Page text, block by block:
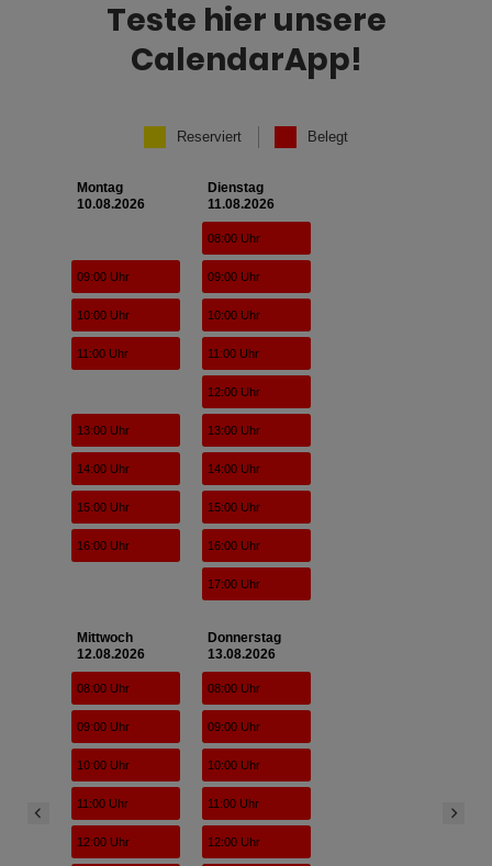
Teste hier unsere
CalendarApp!
Reserviert Belegt
Montag
10.08.2026
09:00 Uhr
10:00 Uhr
11:00 Uhr
13:00 Uhr
14:00 Uhr
15:00 Uhr
16:00 Uhr
Dienstag
11.08.2026
08:00 Uhr
09:00 Uhr
10:00 Uhr
11:00 Uhr
12:00 Uhr
13:00 Uhr
14:00 Uhr
15:00 Uhr
16:00 Uhr
17:00 Uhr
Mittwoch
12.08.2026
08:00 Uhr
09:00 Uhr
10:00 Uhr
11:00 Uhr
12:00 Uhr
Donnerstag
13.08.2026
08:00 Uhr
09:00 Uhr
10:00 Uhr
11:00 Uhr
12:00 Uhr